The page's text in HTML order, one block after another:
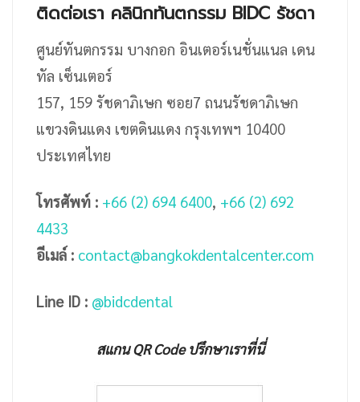
ติดต่อเรา คลินิกทันตกรรม BIDC รัชดา
ศูนย์ทันตกรรม บางกอก อินเตอร์เนชั่นแนล เดน
ทัล เซ็นเตอร์
157, 159 รัชดาภิเษก ซอย7 ถนนรัชดาภิเษก
แขวงดินแดง เขตดินแดง กรุงเทพฯ 10400
ประเทศไทย
โทรศัพท์ : +66 (2) 694 6400, +66 (2) 692
4433
อีเมล์ : contact@bangkokdentalcenter.com
Line ID : @bidcdental
สแกน QR Code ปรึกษาเราที่นี่